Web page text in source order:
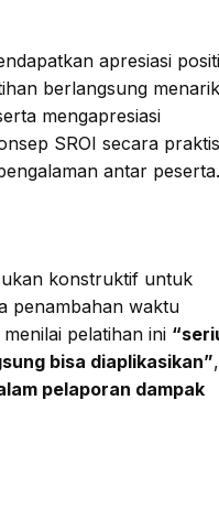
apresiasi
berlangsung
mengapresiasi
SROI secara praktis
antar peserta.
konstruktif untuk
penambahan waktu
pelatihan ini
bisa diaplikasikan”,
pelaporan dampak